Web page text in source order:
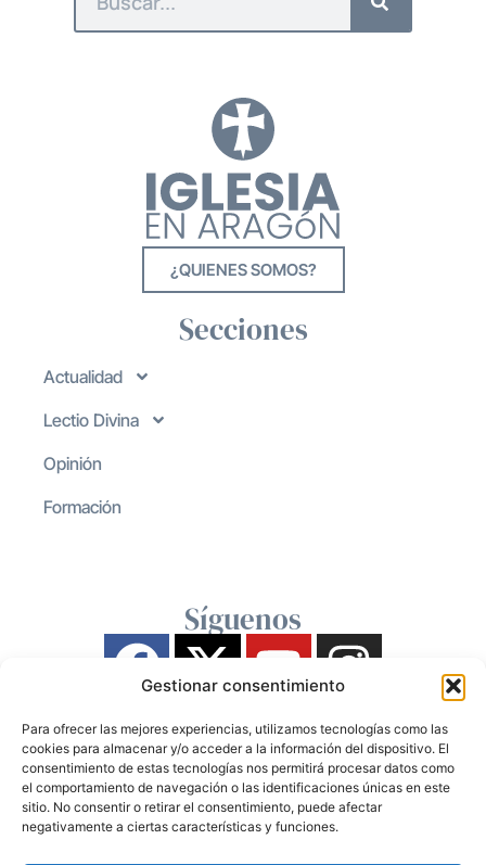
Gestionar consentimiento
Para ofrecer las mejores experiencias, utilizamos tecnologías como las
cookies para almacenar y/o acceder a la información del dispositivo. El
consentimiento de estas tecnologías nos permitirá procesar datos como
el comportamiento de navegación o las identificaciones únicas en este
sitio. No consentir o retirar el consentimiento, puede afectar
negativamente a ciertas características y funciones.
¿QUIENES SOMOS?
Secciones
Actualidad
Lectio Divina
Opinión
Formación
Síguenos